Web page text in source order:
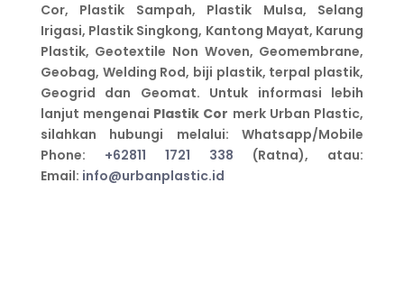
Cor, Plastik Sampah, Plastik Mulsa, Selang
Irigasi, Plastik Singkong, Kantong Mayat, Karung
Plastik, Geotextile Non Woven, Geomembrane,
Geobag, Welding Rod, biji plastik, terpal plastik,
Geogrid dan Geomat. Untuk informasi lebih
lanjut mengenai Plastik Cor merk Urban Plastic,
silahkan hubungi melalui: Whatsapp/Mobile
Phone: +62811 1721 338 (Ratna), atau:
Email: info@urbanplastic.id